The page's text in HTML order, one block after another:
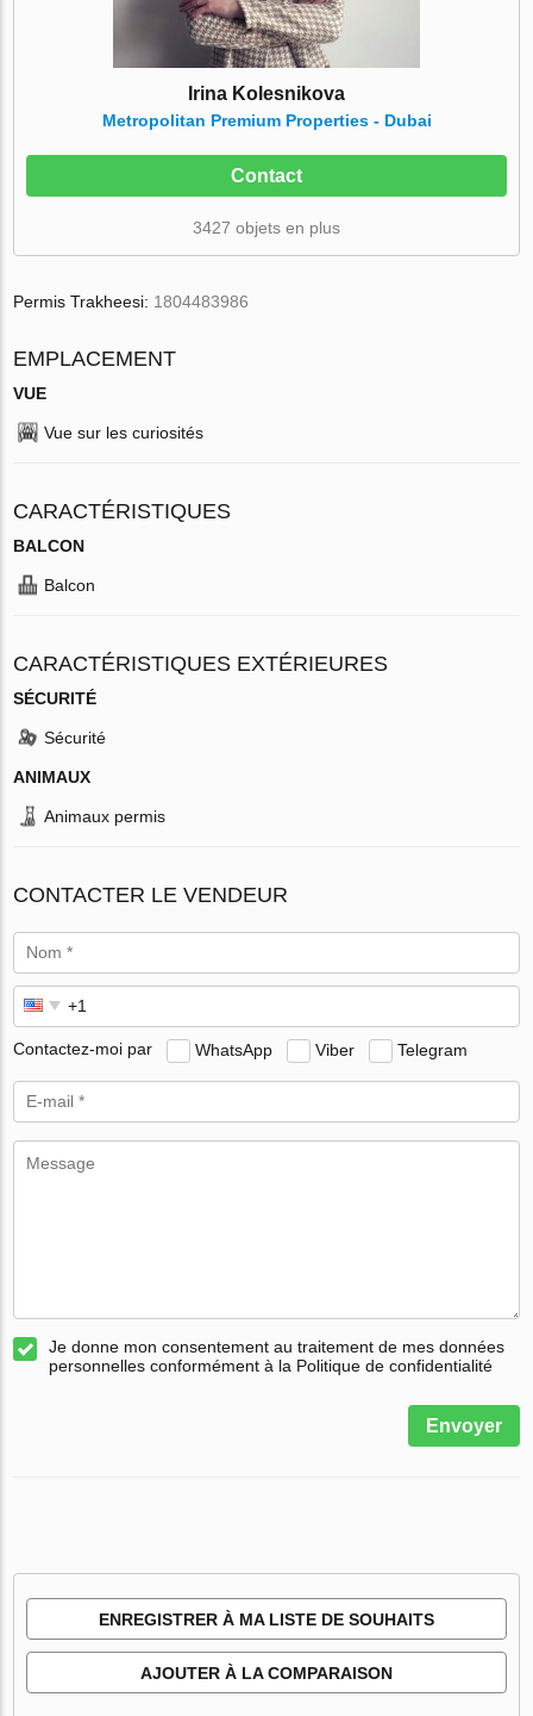
Irina Kolesnikova
Metropolitan Premium Properties - Dubai
Contact
3427 objets en plus
Permis Trakheesi: 1804483986
EMPLACEMENT
VUE
Vue sur les curiosités
CARACTÉRISTIQUES
BALCON
Balcon
CARACTÉRISTIQUES EXTÉRIEURES
SÉCURITÉ
Sécurité
ANIMAUX
Animaux permis
CONTACTER LE VENDEUR
Contactez-moi par WhatsApp Viber Telegram
Je donne mon consentement au traitement de mes données
personnelles conformément à la Politique de confidentialité
Envoyer
ENREGISTRER À MA LISTE DE SOUHAITS
AJOUTER À LA COMPARAISON